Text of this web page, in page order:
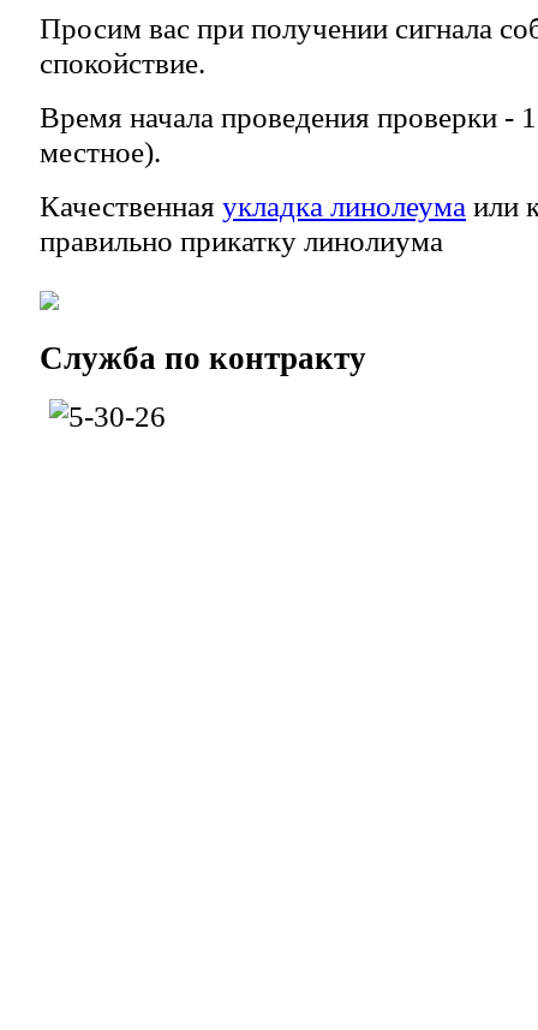
Просим вас при получении сигнала
спокойствие.
Время начала проведения проверки -
местное).
Качественная укладка линолеума или
правильно прикатку линолиума
Служба по контракту